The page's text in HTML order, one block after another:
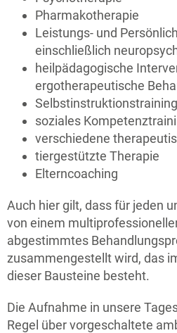
Pharmakotherapie
Leistungs- und
einschließlich
heilpädagogische
ergotherapeutische
Selbstinstruktionstraining
soziales
verschiedene
tiergestützte Therapie
Elterncoaching
Auch hier gilt, dass für jeden
von einem
abgestimmtes
zusammengestellt wird, das
dieser Bausteine besteht.
Die Aufnahme in unsere
Regel über vorgeschaltete